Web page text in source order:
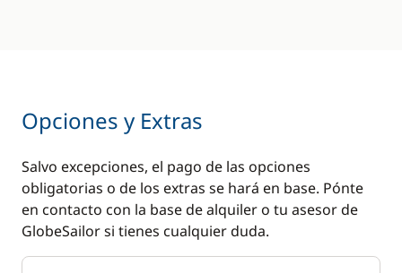
Opciones y Extras
Salvo excepciones, el pago de las opciones
obligatorias o de los extras se hará en base. Pónte
en contacto con la base de alquiler o tu asesor de
GlobeSailor si tienes cualquier duda.